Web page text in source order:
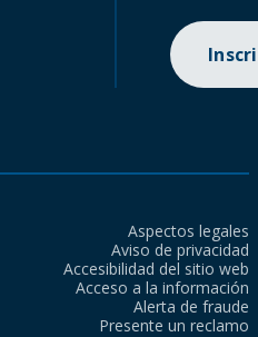
Aspectos legales
Aviso de privacidad
Accesibilidad del sitio web
Acceso a la información
Alerta de fraude
Presente un reclamo